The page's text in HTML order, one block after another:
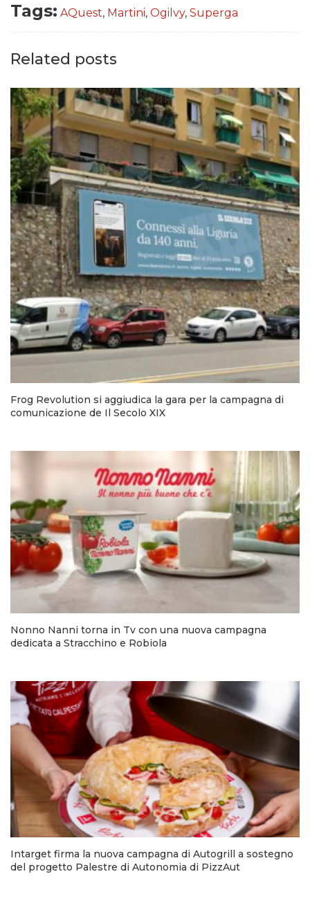
Tags: AQuest, Martini, Ogilvy, Superga
Related posts
Frog Revolution si aggiudica la gara per la campagna di
comunicazione de Il Secolo XIX
Nonno Nanni torna in Tv con una nuova campagna
dedicata a Stracchino e Robiola
Intarget firma la nuova campagna di Autogrill a sostegno
del progetto Palestre di Autonomia di PizzAut